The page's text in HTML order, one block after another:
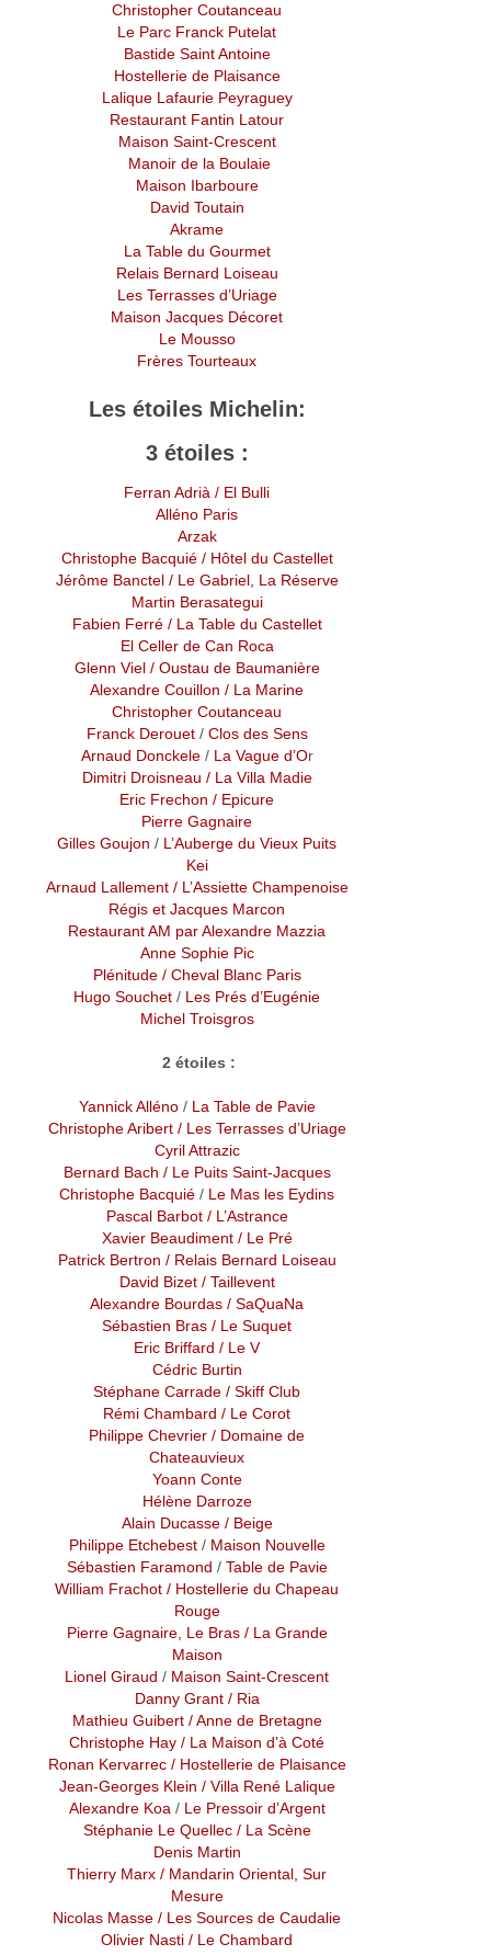
Christopher Coutanceau
Le Parc Franck Putelat
Bastide Saint Antoine
Hostellerie de Plaisance
Lalique Lafaurie Peyraguey
Restaurant Fantin Latour
Maison Saint-Crescent
Manoir de la Boulaie
Maison Ibarboure
David Toutain
Akrame
La Table du Gourmet
Relais Bernard Loiseau
Les Terrasses d’Uriage
Maison Jacques Décoret
Le Mousso
Frères Tourteaux
Les étoiles Michelin:
3 étoiles :
Ferran Adrià / El Bulli
Alléno Paris
Arzak
Christophe Bacquié/ Hôtel du Castellet
Jérôme Banctel / Le Gabriel, La Réserve
Martin Berasategui
Fabien Ferré / La Table du Castellet
El Celler de Can Roca
Glenn Viel / Oustau de Baumanière
Alexandre Couillon / La Marine
Christopher Coutanceau
Franck Derouet/ Clos des Sens
Arnaud Donckele / La Vague d’Or
Dimitri Droisneau / La Villa Madie
Eric Frechon / Epicure
Pierre Gagnaire
Gilles Goujon/ L’Auberge du Vieux Puits
Kei
Arnaud Lallement/ L’Assiette Champenoise
Régis et Jacques Marcon
Restaurant AM par Alexandre Mazzia
Anne Sophie Pic
Plénitude / Cheval Blanc Paris
Hugo Souchet / Les Prés d’Eugénie
Michel Troisgros
2 étoiles :
Yannick Alléno / La Table de Pavie
Christophe Aribert/ Les Terrasses d’Uriage
Cyril Attrazic
Bernard Bach / Le Puits Saint-Jacques
Christophe Bacquié / Le Mas les Eydins
Pascal Barbot / L’Astrance
Xavier Beaudiment/ Le Pré
Patrick Bertron / Relais Bernard Loiseau
David Bizet/ Taillevent
Alexandre Bourdas / SaQuaNa
Sébastien Bras/ Le Suquet
Eric Briffard / Le V
Cédric Burtin
Stéphane Carrade / Skiff Club
Rémi Chambard/ Le Corot
Philippe Chevrier / Domaine de
Chateauvieux
Yoann Conte
Hélène Darroze
Alain Ducasse/ Beige
Philippe Etchebest / Maison Nouvelle
Sébastien Faramond / Table de Pavie
William Frachot / Hostellerie du Chapeau
Rouge
Pierre Gagnaire, Le Bras/ La Grande
Maison
Lionel Giraud / Maison Saint-Crescent
Danny Grant/ Ria
Mathieu Guibert/ Anne de Bretagne
Christophe Hay / La Maison d’à Coté
Ronan Kervarrec/ Hostellerie de Plaisance
Jean-Georges Klein / Villa René Lalique
Alexandre Koa/ Le Pressoir d’Argent
Stéphanie Le Quellec/ La Scène
Denis Martin
Thierry Marx / Mandarin Oriental, Sur
Mesure
Nicolas Masse / Les Sources de Caudalie
Olivier Nasti / Le Chambard